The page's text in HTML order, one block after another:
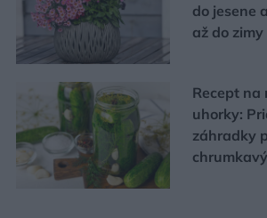
do jesene
až do zimy
Recept na
uhorky:
záhradky